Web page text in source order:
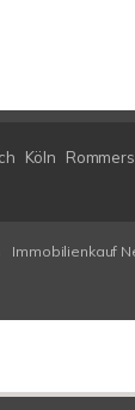
Köln
Immobilienkauf